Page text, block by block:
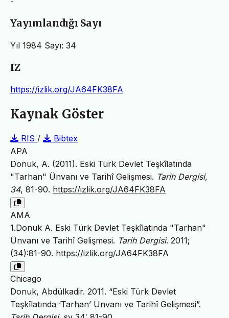
Yayımlandığı Sayı
Yıl 1984 Sayı: 34
IZ
https://izlik.org/JA64FK38FA
Kaynak Göster
RIS /
Bibtex
APA
Donuk, A. (2011). Eski Türk Devlet Teşkîlatında
"Tarhan" Ünvanı ve Tarihî Gelişmesi. Tarih Dergisi,
34, 81-90. https://izlik.org/JA64FK38FA
AMA
1.Donuk A. Eski Türk Devlet Teşkîlatında "Tarhan"
Ünvanı ve Tarihî Gelişmesi. Tarih Dergisi. 2011;
(34):81-90. https://izlik.org/JA64FK38FA
Chicago
Donuk, Abdülkadir. 2011. “Eski Türk Devlet
Teşkîlatında ‘Tarhan’ Ünvanı ve Tarihî Gelişmesi”.